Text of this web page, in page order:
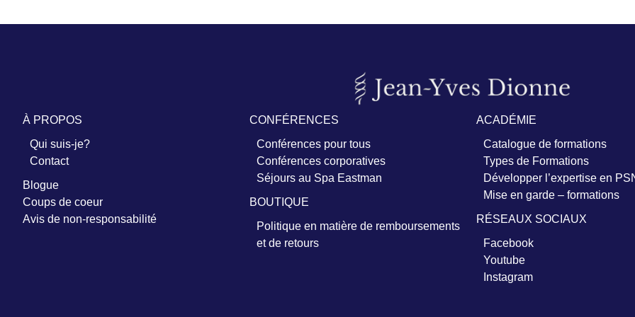
À PROPOS
Qui suis-je?
Contact
Blogue
Coups de coeur
Avis de non-responsabilité
CONFÉRENCES
Conférences pour tous
Conférences corporatives
Séjours au Spa Eastman
BOUTIQUE
Politique en matière de remboursements
et de retours
ACADÉMIE
Catalogue de formations
Types de Formations
Développer l’expertise en
Mise en garde – formations
RÉSEAUX SOCIAUX
Facebook
Youtube
Instagram